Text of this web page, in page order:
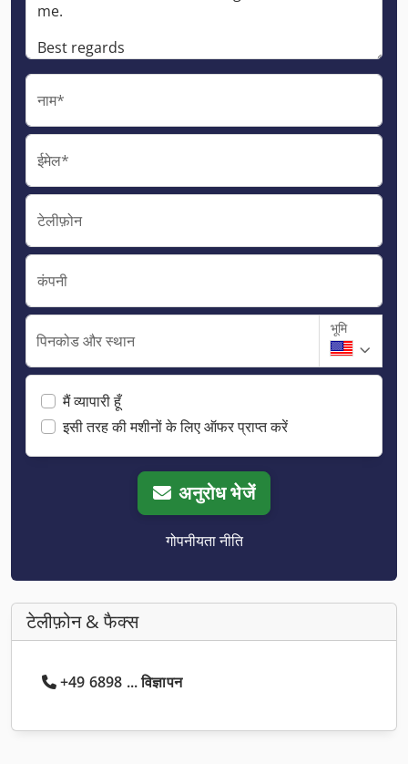
नाम*
ईमेल*
टेलीफ़ोन
कंपनी
पिनकोड और स्थान
भूमि
मैं व्यापारी हूँ
इसी तरह की मशीनों के लिए ऑफर प्राप्त करें
अनुरोध भेजें
गोपनीयता नीति
टेलीफ़ोन & फैक्स
+49 6898 ... विज्ञापन